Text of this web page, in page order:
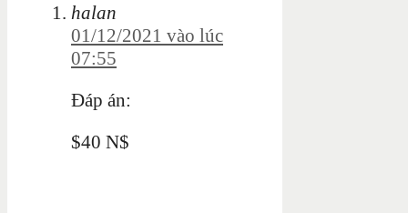
halan
01/12/2021 vào lúc
07:55
Đáp án:
$40 N$